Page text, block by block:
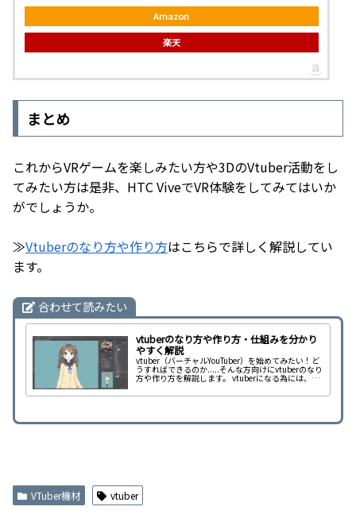
Amazon
楽天
まとめ
これからVRゲームを楽しみたい方や3DのVtuber活動をし
てみたい方は是非、HTC ViveでVR体験をしてみてはいか
がでしょうか。
≫Vtuberのなり方や作り方はこちらで詳しく解説してい
ます。
合わせて読みたい
vtuberのなり方や作り方・仕組みを分かり
やすく解説
vtuber（バーチャルYouTuber）を始めてみたい！ど
うすればできるのか.....そんな方向けにvtuberのなり
方や作り方を解説します。 vtuberになる為には、専
必要になります。 しかし、初めての方は何が必要な
VTuberの種類について（2D・3D） Vtuberになる為
VTuber機材 vtuber